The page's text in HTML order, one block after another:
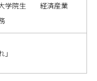
学院生 経済産業